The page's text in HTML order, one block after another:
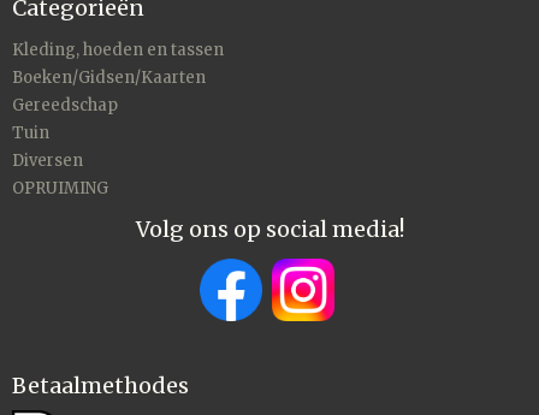
Categorieën
Kleding, hoeden en tassen
Boeken/Gidsen/Kaarten
Gereedschap
Tuin
Diversen
OPRUIMING
Volg ons op social media!
Betaalmethodes